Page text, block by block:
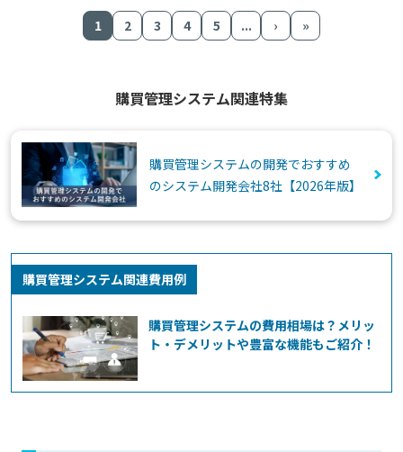
1 2 3 4 5 ... › »
購買管理システム関連特集
購買管理システムの開発でおすすめ
のシステム開発会社8社【2026年版】
購買管理システム関連費用例
購買管理システムの費用相場は？メリッ
ト・デメリットや豊富な機能もご紹介！